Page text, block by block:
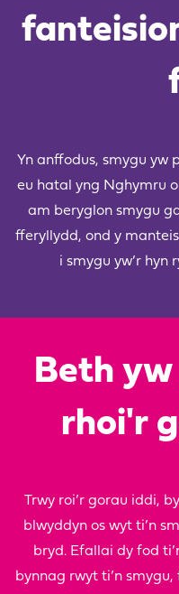
Yn anffodus, smygu yw
eu hatal yng Nghymru
am beryglon smygu
fferyllydd, ond y
i smygu yw’r hyn
Beth
rhoi'r
Trwy roi’r gorau iddi,
blwyddyn os wyt ti’n
bryd. Efallai dy fod
bynnag rwyt ti’n